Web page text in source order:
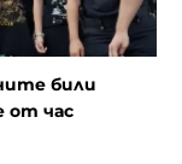
били
от час